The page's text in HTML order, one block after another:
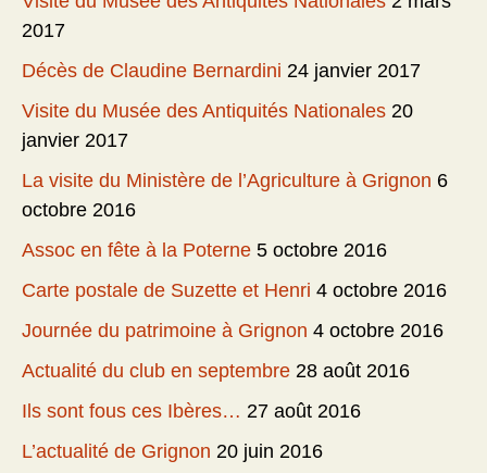
2017
Décès de Claudine Bernardini 24 janvier 2017
Visite du Musée des Antiquités Nationales 20
janvier 2017
La visite du Ministère de l’Agriculture à Grignon 6
octobre 2016
Assoc en fête à la Poterne 5 octobre 2016
Carte postale de Suzette et Henri 4 octobre 2016
Journée du patrimoine à Grignon 4 octobre 2016
Actualité du club en septembre 28 août 2016
Ils sont fous ces Ibères… 27 août 2016
L’actualité de Grignon 20 juin 2016